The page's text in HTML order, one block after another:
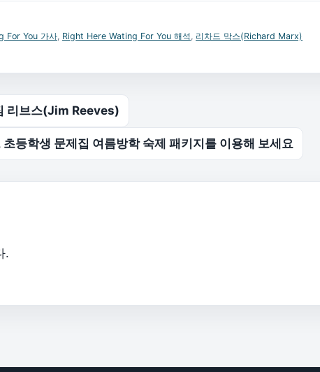
For You 가사 Right Here Wating For You 해석 리차드 막스(Richard Marx)
리브스(Jim Reeves)
등학생 문제집 여름방학 숙제 패키지를 이용해 보세요
.